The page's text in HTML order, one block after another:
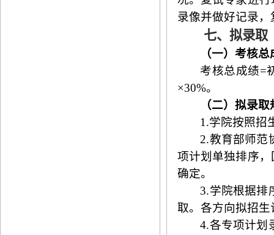
录像并做好记录
七、拟录取
（一）考核
考核总成绩=
×30%。
（二）拟录
1 .学院按照招
2.教育部师范
项计划单独排序
确定。
3.学院根据排
取。 各方向拟招生
4.各专项计划